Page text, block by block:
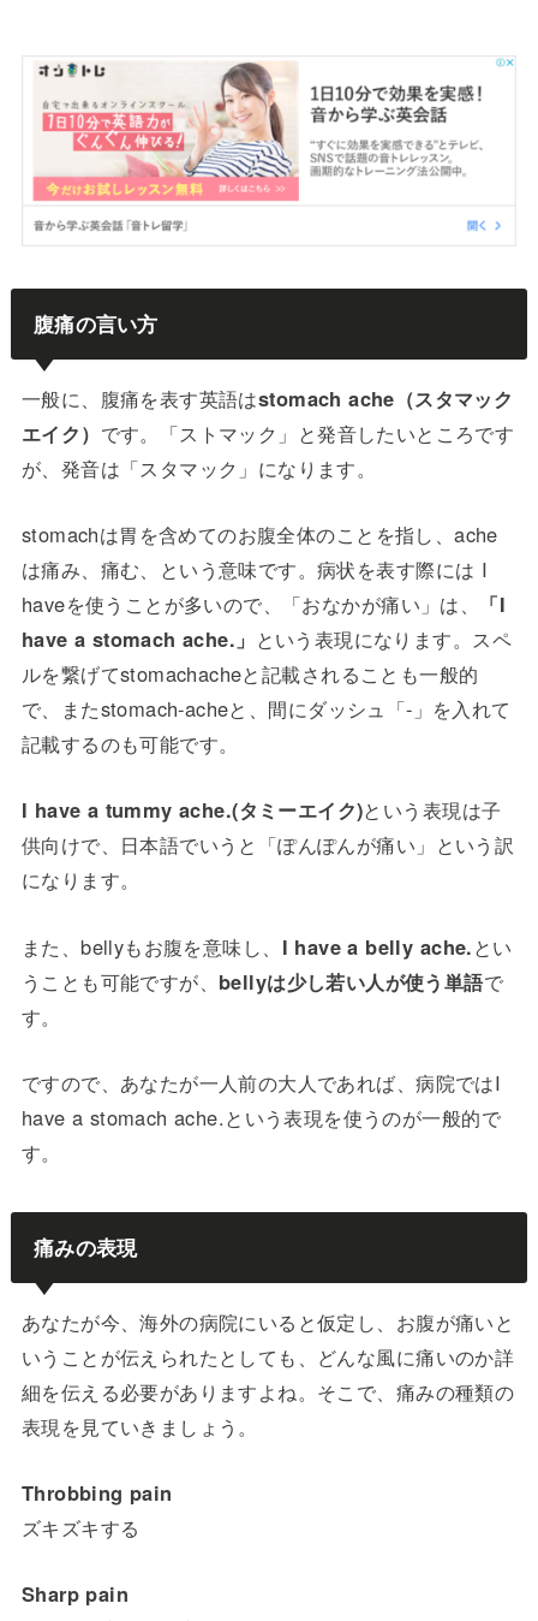
腹痛の言い方
一般に、腹痛を表す英語はstomach ache（スタマック
エイク） です。「ストマック」と発音したいところです
が、発音は「スタマック」になります。
stomachは胃を含めてのお腹全体のことを指し、ache
は痛み、痛む、という意味です。病状を表す際には I
haveを使うことが多いので、「おなかが痛い」は、
「I
have a stomach ache.」 という表現になります。スペ
ルを繋げてstomachacheと記載されることも一般的
で、またstomach-acheと、間にダッシュ「-」を入れて
記載するのも可能です。
I have a tummy ache.(タミーエイク)という表現は子
供向けで、日本語でいうと「ぽんぽんが痛い」という訳
になります。
また、bellyもお腹を意味し、 I have a belly ache.とい
うことも可能ですが、 bellyは少し若い人が使う単語で
す。
ですので、あなたが一人前の大人であれば、病院ではI
have a stomach ache.という表現を使うのが一般的で
す。
痛みの表現
あなたが今、海外の病院にいると仮定し、お腹が痛いと
いうことが伝えられたとしても、どんな風に痛いのか詳
細を伝える必要がありますよね。そこで、痛みの種類の
表現を見ていきましょう。
Throbbing pain
ズキズキする
Sharp pain